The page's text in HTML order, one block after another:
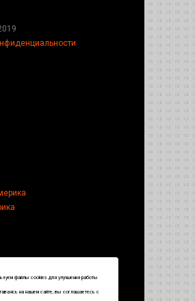
2019
файлы cookies для улучшения работы
на нашем сайте, вы соглашаетесь с